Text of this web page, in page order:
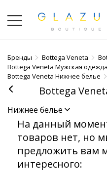
Бренды Bottega Veneta
Bottega Veneta Мужская одежда
Bottega Veneta Нижнее белье
Нижнее белье
Bottega
На данный
товаров нет, но
предложить вам
интересного: